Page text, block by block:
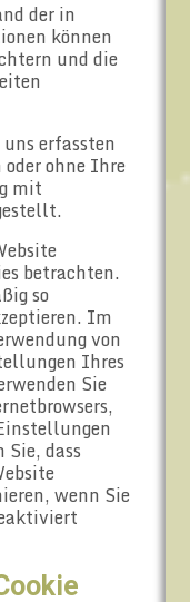
der in
können
und die
erfassten
ohne Ihre
mit
betrachten.
so
Im
von
Ihres
Sie
dass
wenn Sie